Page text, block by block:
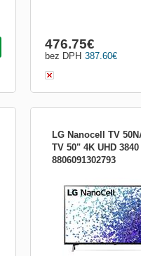
387.60€
bez DPH
476.75€
LG Nanocell TV
TV 50" 4K UHD
8806091302793
podsvícení Direct LED,
AI, DVB-T2/S2/C, H.265/
2.0, 2x USB, CI+, LAN,
Bluetooth, HbbTV,
Surround, Bluetooth